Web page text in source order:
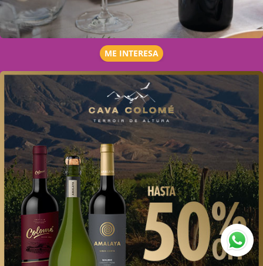
ME INTERESA